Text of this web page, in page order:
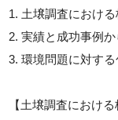
1. 土壌調査におけ
2. 実績と成功事例
3. 環境問題に対す
【土壌調査におけ